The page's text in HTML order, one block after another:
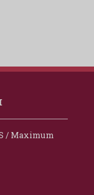
/ Maximum